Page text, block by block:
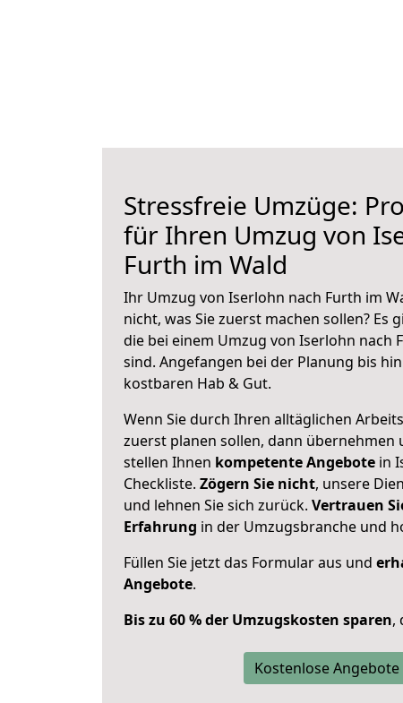
Stressfreie Umzüge:
für Ihren Umzug von
Furth im Wald
Ihr Umzug von Iserlohn nach Furth im
nicht, was Sie zuerst machen sollen? Es
die bei einem Umzug von Iserlohn nach
sind. Angefangen bei der Planung bis
kostbaren Hab & Gut.
Wenn Sie durch Ihren alltäglichen
zuerst planen sollen, dann übernehmen
stellen Ihnen kompetente Angebote in
Checkliste. Zögern Sie nicht, unsere
und lehnen Sie sich zurück. Vertrauen
Erfahrung in der Umzugsbranche und
Füllen Sie jetzt das Formular aus und
Angebote.
Bis zu 60 % der Umzugskosten sparen,
Kostenlose